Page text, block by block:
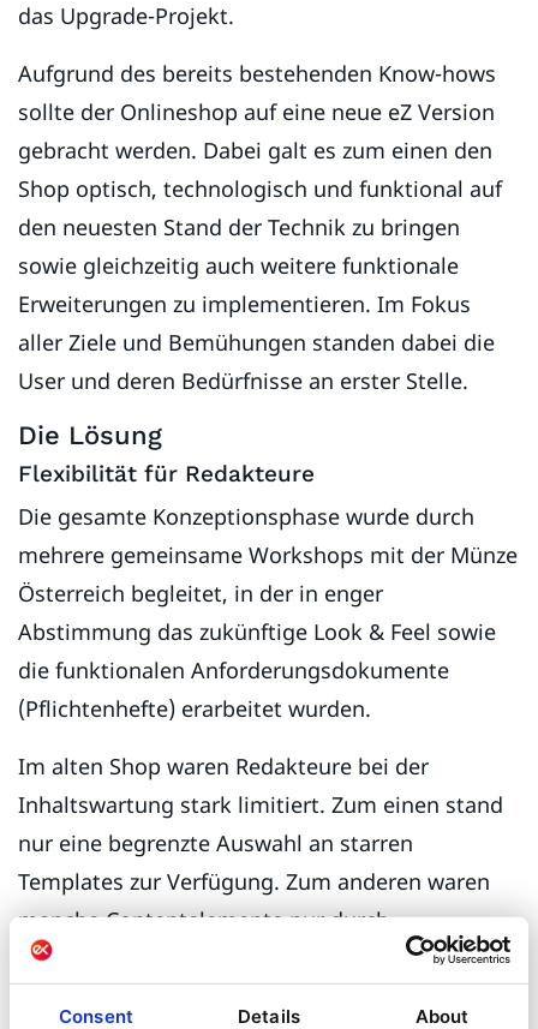
Consent Details About
das Upgrade-Projekt.
Aufgrund des bereits bestehenden Know-hows
sollte der Onlineshop auf eine neue eZ Version
gebracht werden. Dabei galt es zum einen den
Shop optisch, technologisch und funktional auf
den neuesten Stand der Technik zu bringen
sowie gleichzeitig auch weitere funktionale
Erweiterungen zu implementieren. Im Fokus
aller Ziele und Bemühungen standen dabei die
User und deren Bedürfnisse an erster Stelle.
Die Lösung
Flexibilität für Redakteure
Die gesamte Konzeptionsphase wurde durch
mehrere gemeinsame Workshops mit der Münze
Österreich begleitet, in der in enger
Abstimmung das zukünftige Look & Feel sowie
die funktionalen Anforderungsdokumente
(Pflichtenhefte) erarbeitet wurden.
Im alten Shop waren Redakteure bei der
Inhaltswartung stark limitiert. Zum einen stand
nur eine begrenzte Auswahl an starren
Templates zur Verfügung. Zum anderen waren
manche Contentelemente nur durch
Programmieraufwand editierbar. Für